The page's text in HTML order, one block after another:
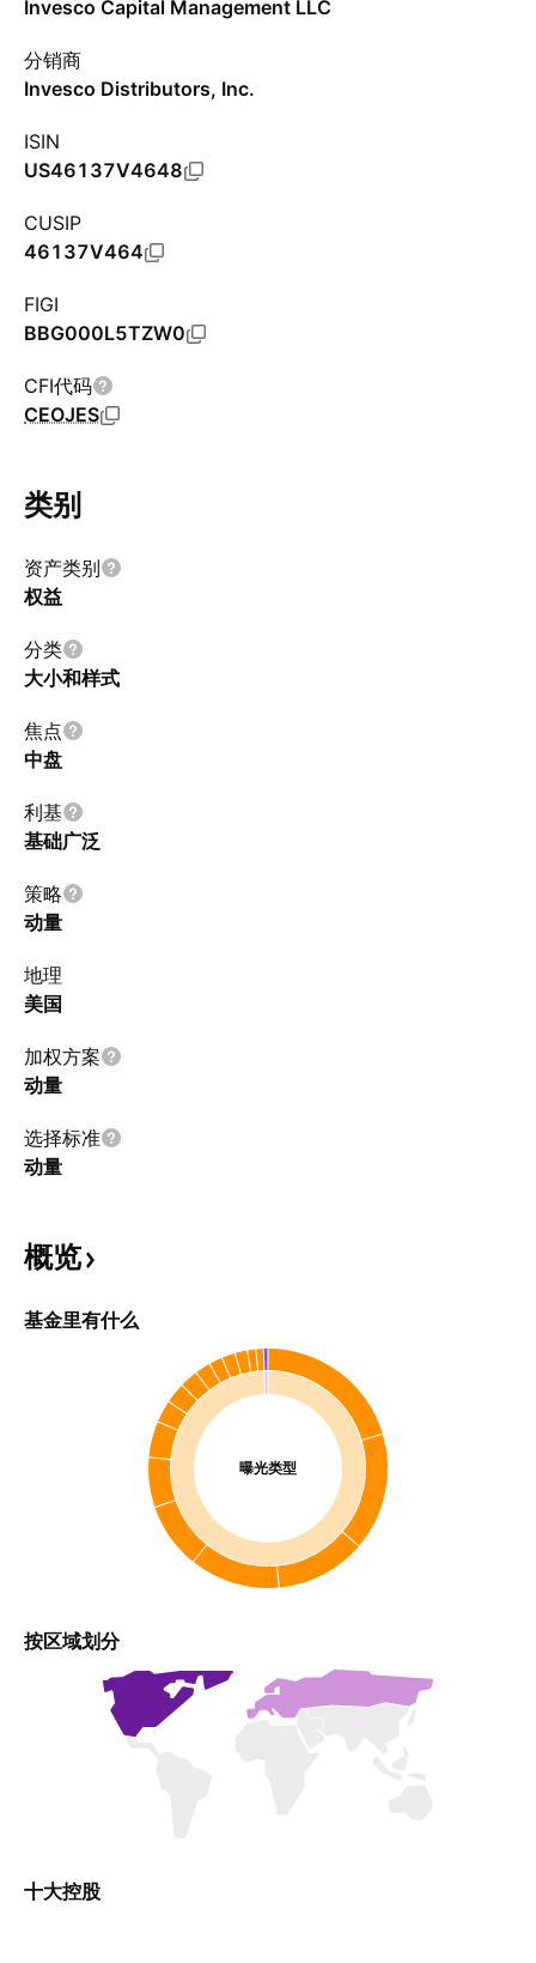
Invesco Capital Management LLC
分销商
Invesco Distributors, Inc.
ISIN
US46137V4648
CUSIP
46137V464
FIGI
BBG000L5TZW0
CFI代码
CEOJES
类别
资产类别
权益
分类
大小和样式
焦点
中盘
利基
基础广泛
策略
动量
地理
美国
加权方案
动量
选择标准
动量
概览
基金里有什么
曝光类型
按区域划分
十大控股